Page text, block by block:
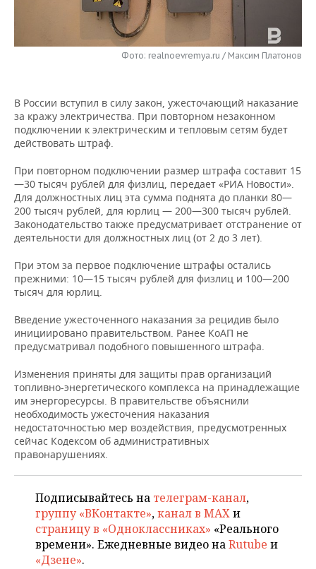
НЕФТЕХИМИЯ
ЭНЕРГЕТИКА
РОЗНИЧНАЯ ТОРГОВЛЯ
НОВОСТИ ТЕХНОЛОГИЙ
ТЕЛЕКОММУНИКАЦИИ
НОВОСТИ МЕРОПРИЯТИЙ
БИЗНЕС-БРАНЧИ
ОТКРЫТАЯ ЛЕКЦИЯ
ФУТБОЛ
БАСКЕТБОЛ
ВОЛЕЙБОЛ
ФИГУРНОЕ КАТАНИЕ
ВОДНЫЕ ВИДЫ СПОРТА
ХОККЕЙ С МЯЧОМ
НОВОСТИ ОБЩЕСТВА
ИНФРАСТРУКТУРА
ИСТОРИЯ
МЕДИЦИНА
ОБРАЗОВАНИЕ
ПРОИСШЕСТВИЯ
ФОТОГАЛЕРЕЯ
СПРАВОЧНИК
СПИСОК ПЕРСОН
ПОЛНАЯ ВЕРСИЯ
Фото: realnoevremya.ru / Максим Платонов
В России вступил в силу закон, ужесточающий наказание
за кражу электричества. При повторном незаконном
подключении к электрическим и тепловым сетям будет
действовать штраф.
При повторном подключении размер штрафа составит 15
—30 тысяч рублей для физлиц, передает «РИА Новости».
Для должностных лиц эта сумма поднята до планки 80—
200 тысяч рублей, для юрлиц — 200—300 тысяч рублей.
Законодательство также предусматривает отстранение от
деятельности для должностных лиц (от 2 до 3 лет).
При этом за первое подключение штрафы остались
прежними: 10—15 тысяч рублей для физлиц и 100—200
тысяч для юрлиц.
Введение ужесточенного наказания за рецидив было
инициировано правительством. Ранее КоАП не
предусматривал подобного повышенного штрафа.
Изменения приняты для защиты прав организаций
топливно-энергетического комплекса на принадлежащие
им энергоресурсы. В правительстве объяснили
необходимость ужесточения наказания
недостаточностью мер воздействия, предусмотренных
сейчас Кодексом об административных
правонарушениях.
Подписывайтесь на телеграм-канал,
группу «ВКонтакте»,канал в MAXи
страницу в «Одноклассниках» «Реального
времени». Ежедневные видео наRutube и
«Дзене».